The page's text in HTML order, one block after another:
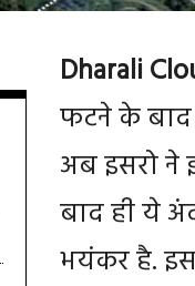
Dharali
फटने के बाद
अब इसरो ने
बाद ही ये
भयंकर है. इस